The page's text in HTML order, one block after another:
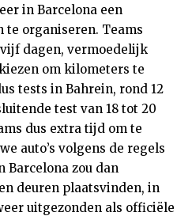
in Barcelona een
te organiseren. Teams
dagen, vermoedelijk
om kilometers te
tests in Bahrein, rond 12
test van 18 tot 20
dus extra tijd om te
auto’s volgens de regels
Barcelona zou dan
deuren plaatsvinden, in
uitgezonden als officiële